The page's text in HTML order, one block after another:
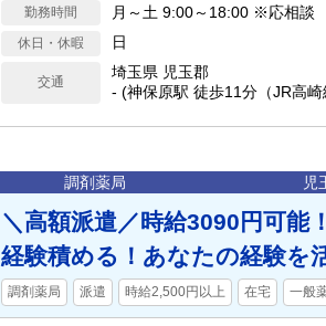
勤務時間 月～土 9:00～18:00 ※応相談
休日・休暇 日
交通
埼玉県 児玉郡
- (神保原駅 徒歩11分（JR高崎
調剤薬局 児
＼高額派遣／時給3090円可能
経験積める！あなたの経験を
調剤薬局 派遣 時給2,500円以上 在宅 一般